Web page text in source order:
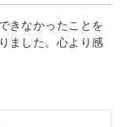
きなかったことを
ました。心より感